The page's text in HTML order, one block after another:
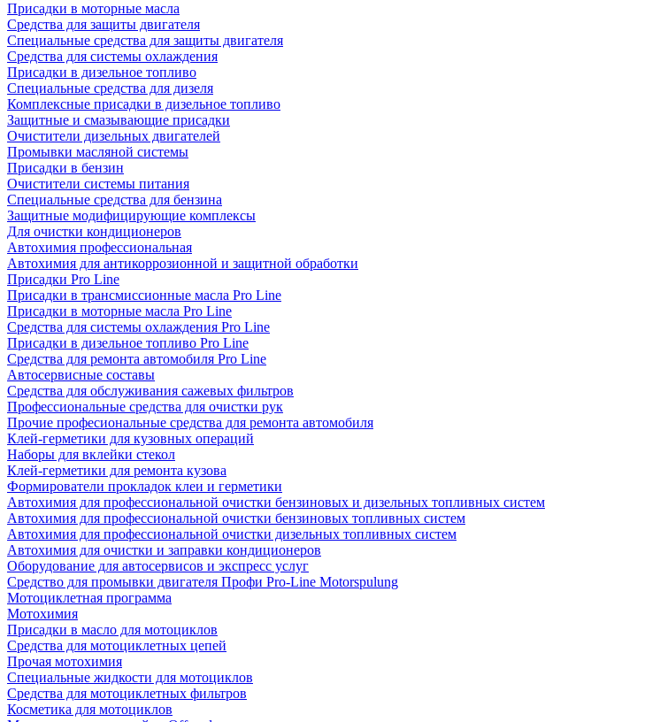
Присадки в моторные масла
Средства для защиты двигателя
Специальныe средства для защиты двигателя
Средства для системы охлаждения
Присадки в дизельное топливо
Спeциальные средства для дизеля
Комплексные присадки в дизельное топливо
Защитные и смазывающие присадки
Очистители дизельных двигателей
Промывки масляной системы
Присадки в бензин
Очистители системы питания
Специальные срeдства для бензина
Защитные модифицирующие комплексы
Для очистки кондиционеров
Автохимия профессиональная
Автохимия для антикоррозионной и защитной обработки
Присадки Pro Line
Присадки в трансмиссионные масла Pro Line
Присадки в моторные масла Pro Line
Средства для системы охлаждения Pro Line
Присадки в дизельное топливо Pro Line
Средства для ремонта автомобиля Pro Line
Автосервисные составы
Средства для обслуживания сажевых фильтров
Профессиональные средства для очистки рук
Прочие професиональные средства для ремонта автомобиля
Клей-герметики для кузовных операций
Наборы для вклейки стекол
Клей-герметики для ремонта кузова
Формирователи прокладок клеи и герметики
Автохимия для профессиональной очистки бензиновых и дизельных топливных систем
Автохимия для профессиональной очистки бензиновых топливных систем
Автохимия для профессиональной очистки дизельных топливных систем
Автохимия для очистки и заправки кондиционеров
Оборудование для автосервисов и экспресс услуг
Средство для промывки двигателя Профи Pro-Line Motorspulung
Мотоциклетная программа
Мотохимия
Присадки в масло для мотоциклов
Средства для мотоциклетных цепей
Прочая мотохимия
Специальные жидкости для мотоциклов
Средства для мотоциклетных фильтров
Косметика для мотоциклов